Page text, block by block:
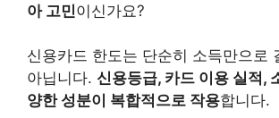
아 고민이신가요?
신용카드 한도는 단순히 소득만으로
아닙니다. 신용등급, 카드 이용 실적,
양한 성분이 복합적으로 작용합니다.